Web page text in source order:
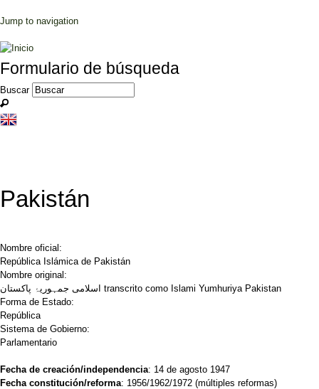
Jump to navigation
Formulario de búsqueda
Buscar
Pakistán
Nombre oficial:
República Islámica de Pakistán
Nombre original:
اسلامی جمہوریۂ پاکستان transcrito como Islami Yumhuriya Pakistan
Forma de Estado:
República
Sistema de Gobierno:
Parlamentario
Fecha de creación/independencia: 14 de agosto 1947
Fecha constitución/reforma: 1956/1962/1972 (múltiples reformas)